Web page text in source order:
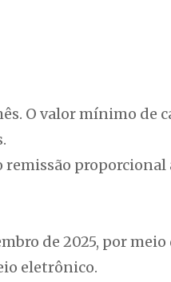
O valor mínimo de
proporcional
de 2025, por
eletrônico.